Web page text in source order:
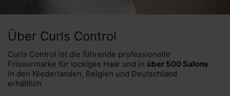
Über Curls Control
Curls Control ist die führende professionelle
Friseurmarke für lockiges Haar und in über 500 Salons
in den Niederlanden, Belgien und Deutschland
erhältlich.